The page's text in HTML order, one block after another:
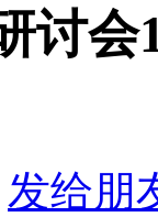
讨
发给朋